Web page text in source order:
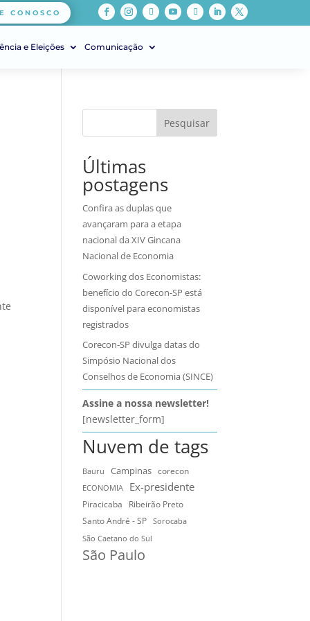
CONOSCO
e Eleições Comunicação
Pesquisar
Últimas
postagens
Confira as duplas que
avançaram para a etapa
nacional da XIV Gincana
Nacional de Economia
Coworking dos Economistas:
benefício do Corecon-SP está
disponível para economistas
registrados
Corecon-SP divulga datas do
Simpósio Nacional dos
Conselhos de Economia (SINCE)
Assine a nossa newsletter!
[newsletter_form]
Nuvem de tags
Bauru Campinas
corecon
ECONOMIA
Ex-presidente
Piracicaba
Ribeirão Preto
Santo André - SP
Sorocaba
São Caetano do Sul
São Paulo